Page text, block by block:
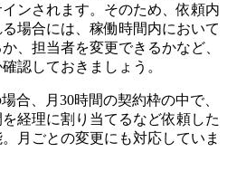
ンされます。そのため、依頼内
場合には、稼働時間内において
、担当者を変更できるかなど、
認しておきましょう。
合、月30時間の契約枠の中で、
経理に割り当てるなど依頼した
月ごとの変更にも対応していま